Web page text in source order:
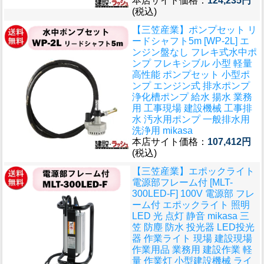
(税込)
【三笠産業】ポンプセット リ
ードシャフト5m [WP-2L] エ
ンジン盤なし フレキ式水中ポ
ンプ フレキシブル 小型 軽量
高性能 ポンプセット 小型ポ
ンプ エンジン式 排水ポンプ
浄化槽ポンプ 給水 揚水 業務
用 工事現場 建設機械 工事排
水 汚水用ポンプ 一般排水用
洗浄用 mikasa
本店サイト価格： 107,412円
(税込)
【三笠産業】エポックライト
電源部フレーム付 [MLT-
300LED-F] 100V 電源部 フレ
ーム付 エポックライト 照明
LED 光 点灯 静音 mikasa 三
笠 防塵 防水 投光器 LED投光
器 作業ライト 現場 建設現場
作業用品 業務用 建設作業 軽
量 作業灯 小型建設機械 ライ